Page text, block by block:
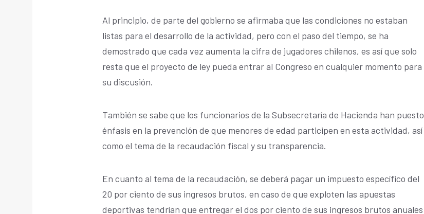
Al principio, de parte del gobierno se afirmaba que las condiciones no estaban
listas para el desarrollo de la actividad, pero con el paso del tiempo, se ha
demostrado que cada vez aumenta la cifra de jugadores chilenos, es así que solo
resta que el proyecto de ley pueda entrar al Congreso en cualquier momento para
su discusión.
También se sabe que los funcionarios de la Subsecretaría de Hacienda han puesto
énfasis en la prevención de que menores de edad participen en esta actividad, así
como el tema de la recaudación fiscal y su transparencia.
En cuanto al tema de la recaudación, se deberá pagar un impuesto específico del
20 por ciento de sus ingresos brutos, en caso de que exploten las apuestas
deportivas tendrían que entregar el dos por ciento de sus ingresos brutos anuales